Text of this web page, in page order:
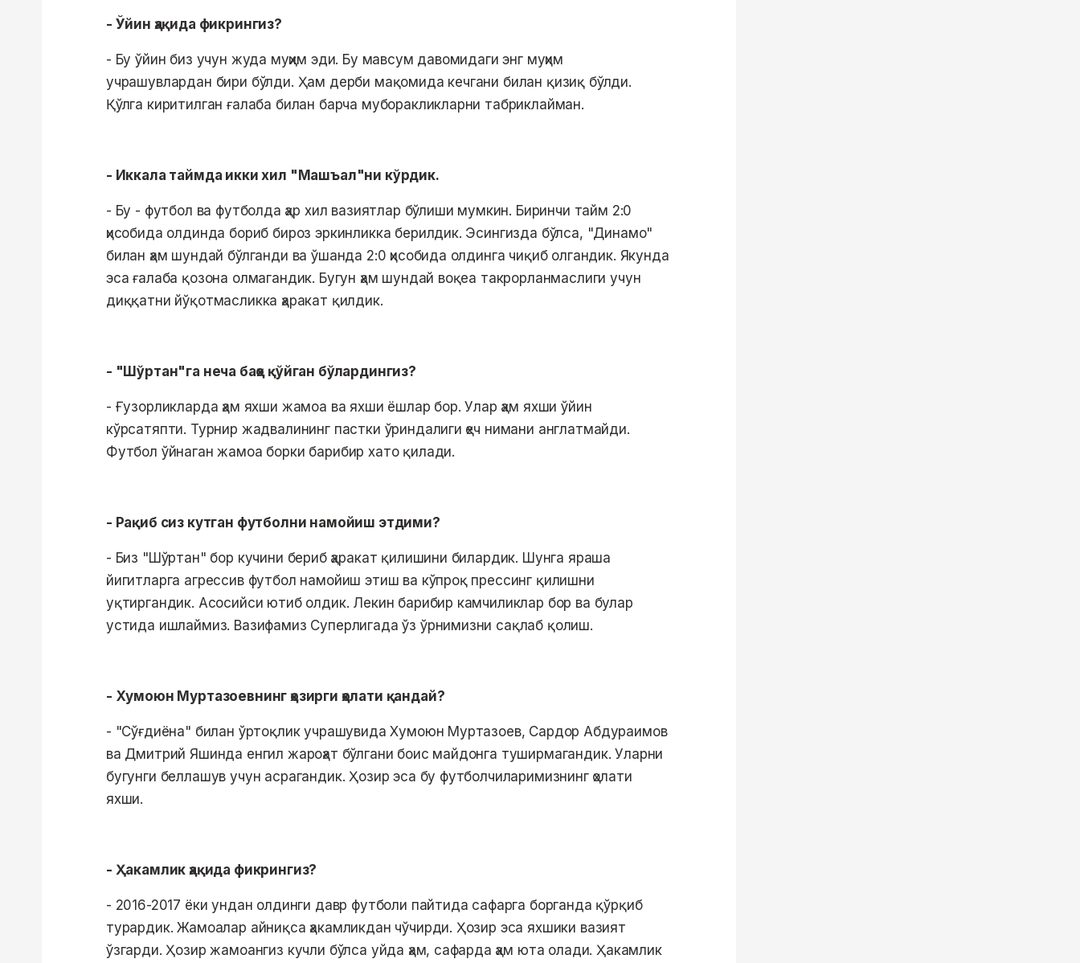
- Ўйин ҳақида фикрингиз?
- Бу ўйин биз учун жуда муҳим эди. Бу мавсум давомидаги энг муҳим
учрашувлардан бири бўлди. Ҳам дерби мақомида кечгани билан қизиқ бўлди.
Қўлга киритилган ғалаба билан барча муборакликларни табриклайман.
- Иккала таймда икки хил "Машъал"ни кўрдик.
- Бу - футбол ва футболда ҳар хил вазиятлар бўлиши мумкин. Биринчи тайм 2:0
ҳисобида олдинда бориб бироз эркинликка берилдик. Эсингизда бўлса, "Динамо"
билан ҳам шундай бўлганди ва ўшанда 2:0 ҳисобида олдинга чиқиб олгандик. Якунда
эса ғалаба қозона олмагандик. Бугун ҳам шундай воқеа такрорланмаслиги учун
диққатни йўқотмасликка ҳаракат қилдик.
- "Шўртан"га неча баҳо қўйган бўлардингиз?
- Ғузорликларда ҳам яхши жамоа ва яхши ёшлар бор. Улар ҳам яхши ўйин
кўрсатяпти. Турнир жадвалининг пастки ўриндалиги ҳеч нимани англатмайди.
Футбол ўйнаган жамоа борки барибир хато қилади.
- Рақиб сиз кутган футболни намойиш этдими?
- Биз "Шўртан" бор кучини бериб ҳаракат қилишини билардик. Шунга яраша
йигитларга агрессив футбол намойиш этиш ва кўпроқ прессинг қилишни
уқтиргандик. Асосийси ютиб олдик. Лекин барибир камчиликлар бор ва булар
устида ишлаймиз. Вазифамиз Суперлигада ўз ўрнимизни сақлаб қолиш.
- Хумоюн Муртазоевнинг ҳозирги ҳолати қандай?
- "Сўғдиёна" билан ўртоқлик учрашувида Хумоюн Муртазоев, Сардор Абдураимов
ва Дмитрий Яшинда енгил жароҳат бўлгани боис майдонга туширмагандик. Уларни
бугунги беллашув учун асрагандик. Ҳозир эса бу футболчиларимизнинг ҳолати
яхши.
- Ҳакамлик ҳақида фикрингиз?
- 2016-2017 ёки ундан олдинги давр футболи пайтида сафарга борганда қўрқиб
турардик. Жамоалар айниқса ҳакамликдан чўчирди. Ҳозир эса яхшики вазият
ўзгарди. Ҳозир жамоангиз кучли бўлса уйда ҳам, сафарда ҳам юта олади. Ҳакамлик